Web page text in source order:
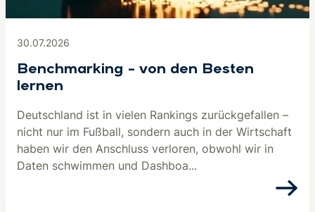
30.07.2026
Benchmarking – von den Besten
lernen
Deutschland ist in vielen Rankings zurückgefallen –
nicht nur im Fußball, sondern auch in der Wirtschaft
haben wir den Anschluss verloren, obwohl wir in
Daten schwimmen und Dashboa...